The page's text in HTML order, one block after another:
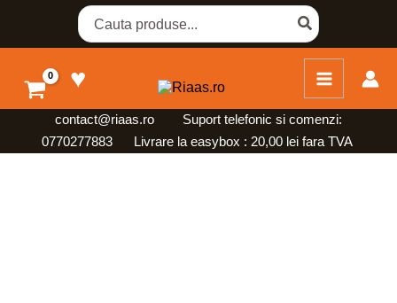
content
Search
for:
♥
contact@riaas.ro
Suport telefonic si comenzi:
0770277883 Livrare la easybox : 20,00 lei fara TVA